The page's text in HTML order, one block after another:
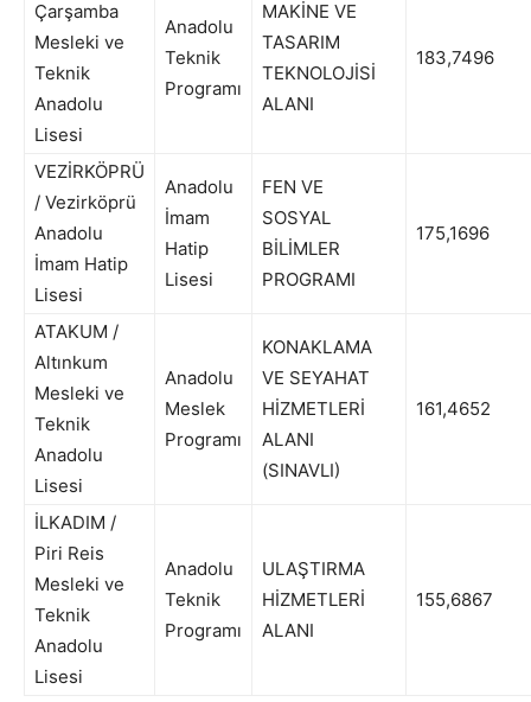
Çarşamba
Mesleki ve
Teknik
Anadolu
Lisesi
Anadolu
Teknik
Programı
MAKİNE VE
TASARIM
TEKNOLOJİSİ
ALANI
183,7496
VEZİRKÖPRÜ
/ Vezirköprü
Anadolu
İmam Hatip
Lisesi
Anadolu
İmam
Hatip
Lisesi
FEN VE
SOSYAL
BİLİMLER
PROGRAMI
175,1696
ATAKUM /
Altınkum
Mesleki ve
Teknik
Anadolu
Lisesi
Anadolu
Meslek
Programı
KONAKLAMA
VE SEYAHAT
HİZMETLERİ
ALANI
(SINAVLI)
161,4652
İLKADIM /
Piri Reis
Mesleki ve
Teknik
Anadolu
Lisesi
Anadolu
Teknik
Programı
ULAŞTIRMA
HİZMETLERİ
ALANI
155,6867